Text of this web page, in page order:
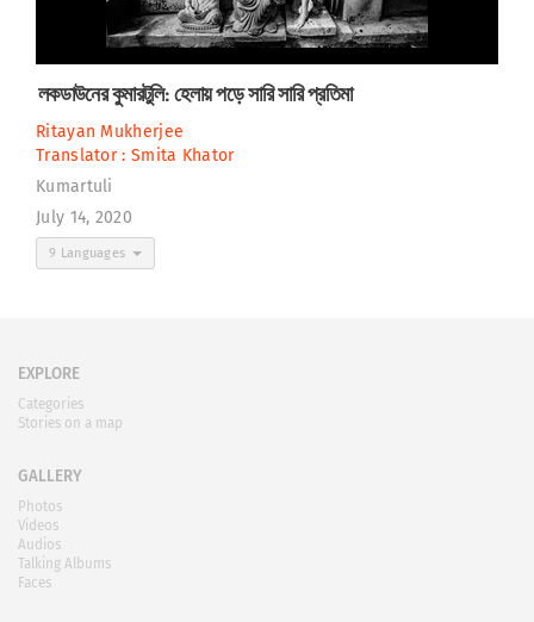
লকডাউনের কুমারটুলি: হেলায় পড়ে সারি সারি প্রতিমা
Ritayan Mukherjee
Translator : Smita Khator
Kumartuli
July 14, 2020
9 Languages
EXPLORE
Categories
Stories on a map
GALLERY
Photos
Videos
Audios
Talking Albums
Faces